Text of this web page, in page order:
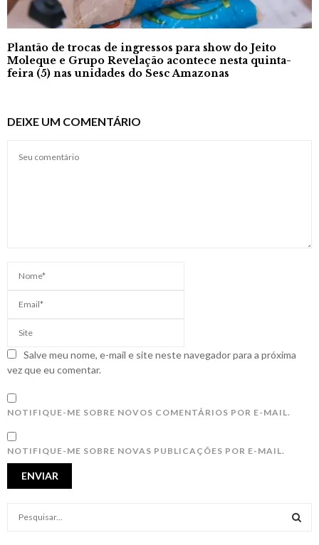
Plantão de trocas de ingressos para show do Jeito
Moleque e Grupo Revelação acontece nesta quinta-
feira (5) nas unidades do Sesc Amazonas
DEIXE UM COMENTÁRIO
Salve meu nome, e-mail e site neste navegador para a próxima
vez que eu comentar.
NOTIFIQUE-ME SOBRE NOVOS COMENTÁRIOS POR E-MAIL.
NOTIFIQUE-ME SOBRE NOVAS PUBLICAÇÕES POR E-MAIL.